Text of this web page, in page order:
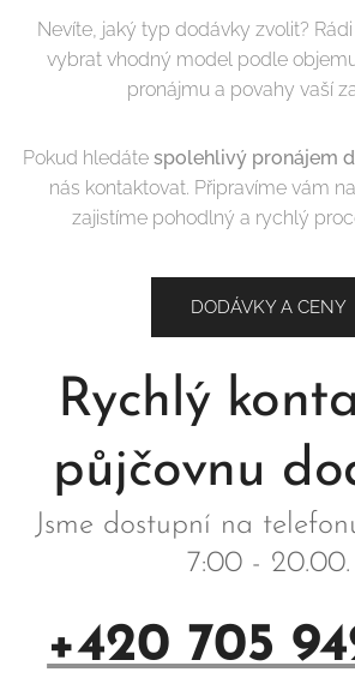
Nevíte, jaký typ dodávky zvolit?
vybrat vhodný model podle
pronájmu a povahy vaší
Pokud hledáte spolehlivý pronájem
nás kontaktovat. Připravíme vám
zajistíme pohodlný a rychlý
DODÁVKY A CENY
Rychlý
půjčovnu
Jsme dostupní na
7:00 - 20.00.
+420 705